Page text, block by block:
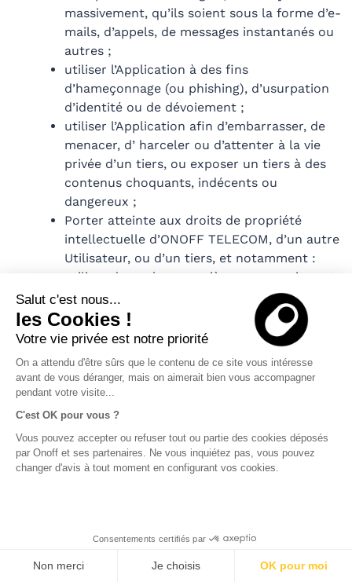
Salut c'est nous...
les Cookies !
Votre vie privée est notre priorité
On a attendu d'être sûrs que le contenu de ce site vous intéresse
avant de vous déranger, mais on aimerait bien vous accompagner
pendant votre visite...
C'est OK pour vous ?
Vous pouvez accepter ou refuser tout ou partie des cookies déposés
par Onoff et ses partenaires. Ne vous inquiétez pas, vous pouvez
changer d'avis à tout moment en configurant vos cookies.
Consentements certifiés par
Non merci Je choisis OK pour moi
massivement, qu’ils soient sous la forme d’e-
mails, d’appels, de messages instantanés ou
autres ;
utiliser l’Application à des fins
d’hameçonnage (ou phishing), d’usurpation
d’identité ou de dévoiement ;
utiliser l’Application afin d’embarrasser, de
menacer, d’ harceler ou d’attenter à la vie
privée d’un tiers, ou exposer un tiers à des
contenus choquants, indécents ou
dangereux ;
Porter atteinte aux droits de propriété
intellectuelle d’ONOFF TELECOM, d’un autre
Utilisateur, ou d’un tiers, et notamment :
utiliser de quelque manière que ce soit tout
contenu soumis à des droits de propriété
n’appartenant pas à l’Entreprise ou à
l’Utilisateur , à moins que celui-ci ne
expresse du propriétaire des droits ;
revendre ou commercialiser l’Application,
alors que celle-ci est destinée à une
Par ailleurs, il est expressément rappelé à
l’Utilisateur et à l’Entreprise que, conformément à
utilisé en tant que « numéro secondaire » pour la
fourniture de services téléphoniques ou de